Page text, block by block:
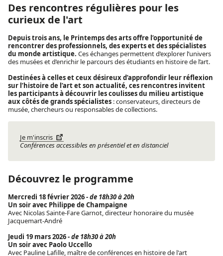
Des rencontres régulières pour les
curieux de l'art
Depuis trois ans, le Printemps des arts offre l’opportunité de
rencontrer des professionnels, des experts et des spécialistes
du monde artistique. Ces échanges permettent d’explorer l’univers
des musées et d’enrichir le parcours des étudiants en histoire de l’art.
Destinées à celles et ceux désireux d’approfondir leur réflexion
sur l’histoire de l’art et son actualité, ces rencontres invitent
les participants à découvrir les coulisses du milieu artistique
aux côtés de grands spécialistes : conservateurs, directeurs de
musée, chercheurs ou responsables de collections.
Je m'inscris
Conférences accessibles en présentiel et en distanciel
Découvrez le programme
Mercredi 18 février 2026- de 18h30 à 20h
Un soir avec Philippe de Champaigne
Avec Nicolas Sainte-Fare Garnot, directeur honoraire du musée
Jacquemart-André
Jeudi 19 mars 2026- de 18h30 à 20h
Un soir avec Paolo Uccello
Avec Pauline Lafille, maître de conférences en histoire de l'art